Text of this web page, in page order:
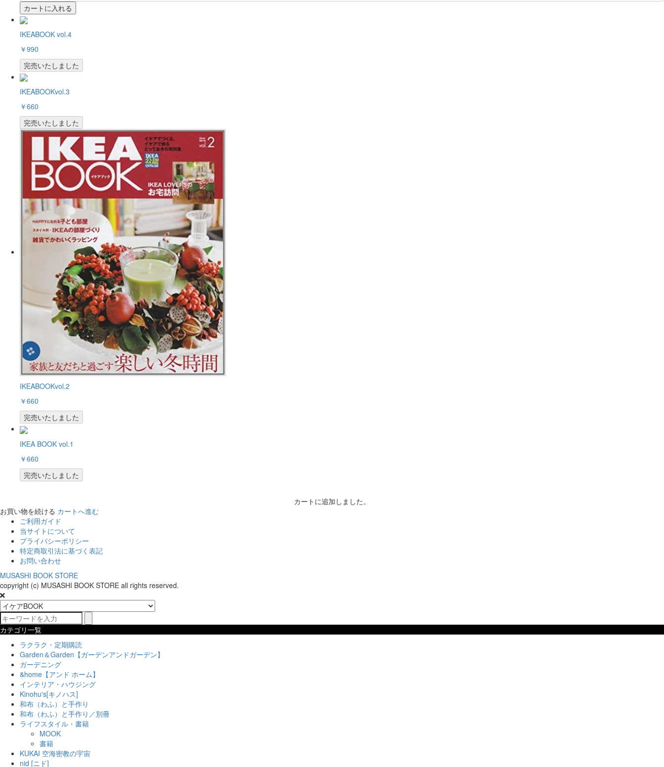
カートに入れる
IKEABOOK vol.4
￥990
完売いたしました
IKEABOOKvol.3
￥660
完売いたしました
IKEABOOKvol.2
￥660
完売いたしました
IKEA BOOK vol.1
￥660
完売いたしました
カートに追加しました。
お買い物を続ける カートへ進む
ご利用ガイド
当サイトについて
プライバシーポリシー
特定商取引法に基づく表記
お問い合わせ
MUSASHI BOOK STORE
copyright (c) MUSASHI BOOK STORE all rights reserved.
カテゴリ一覧
ラクラク・定期購読
Garden＆Garden【ガーデンアンドガーデン】
ガーデニング
&home【アンド ホーム】
インテリア・ハウジング
Kinohu's[キノハス]
和布（わふ）と手作り
和布（わふ）と手作り／別冊
ライフスタイル・書籍
MOOK
書籍
KUKAI 空海密教の宇宙
nid [ニド]